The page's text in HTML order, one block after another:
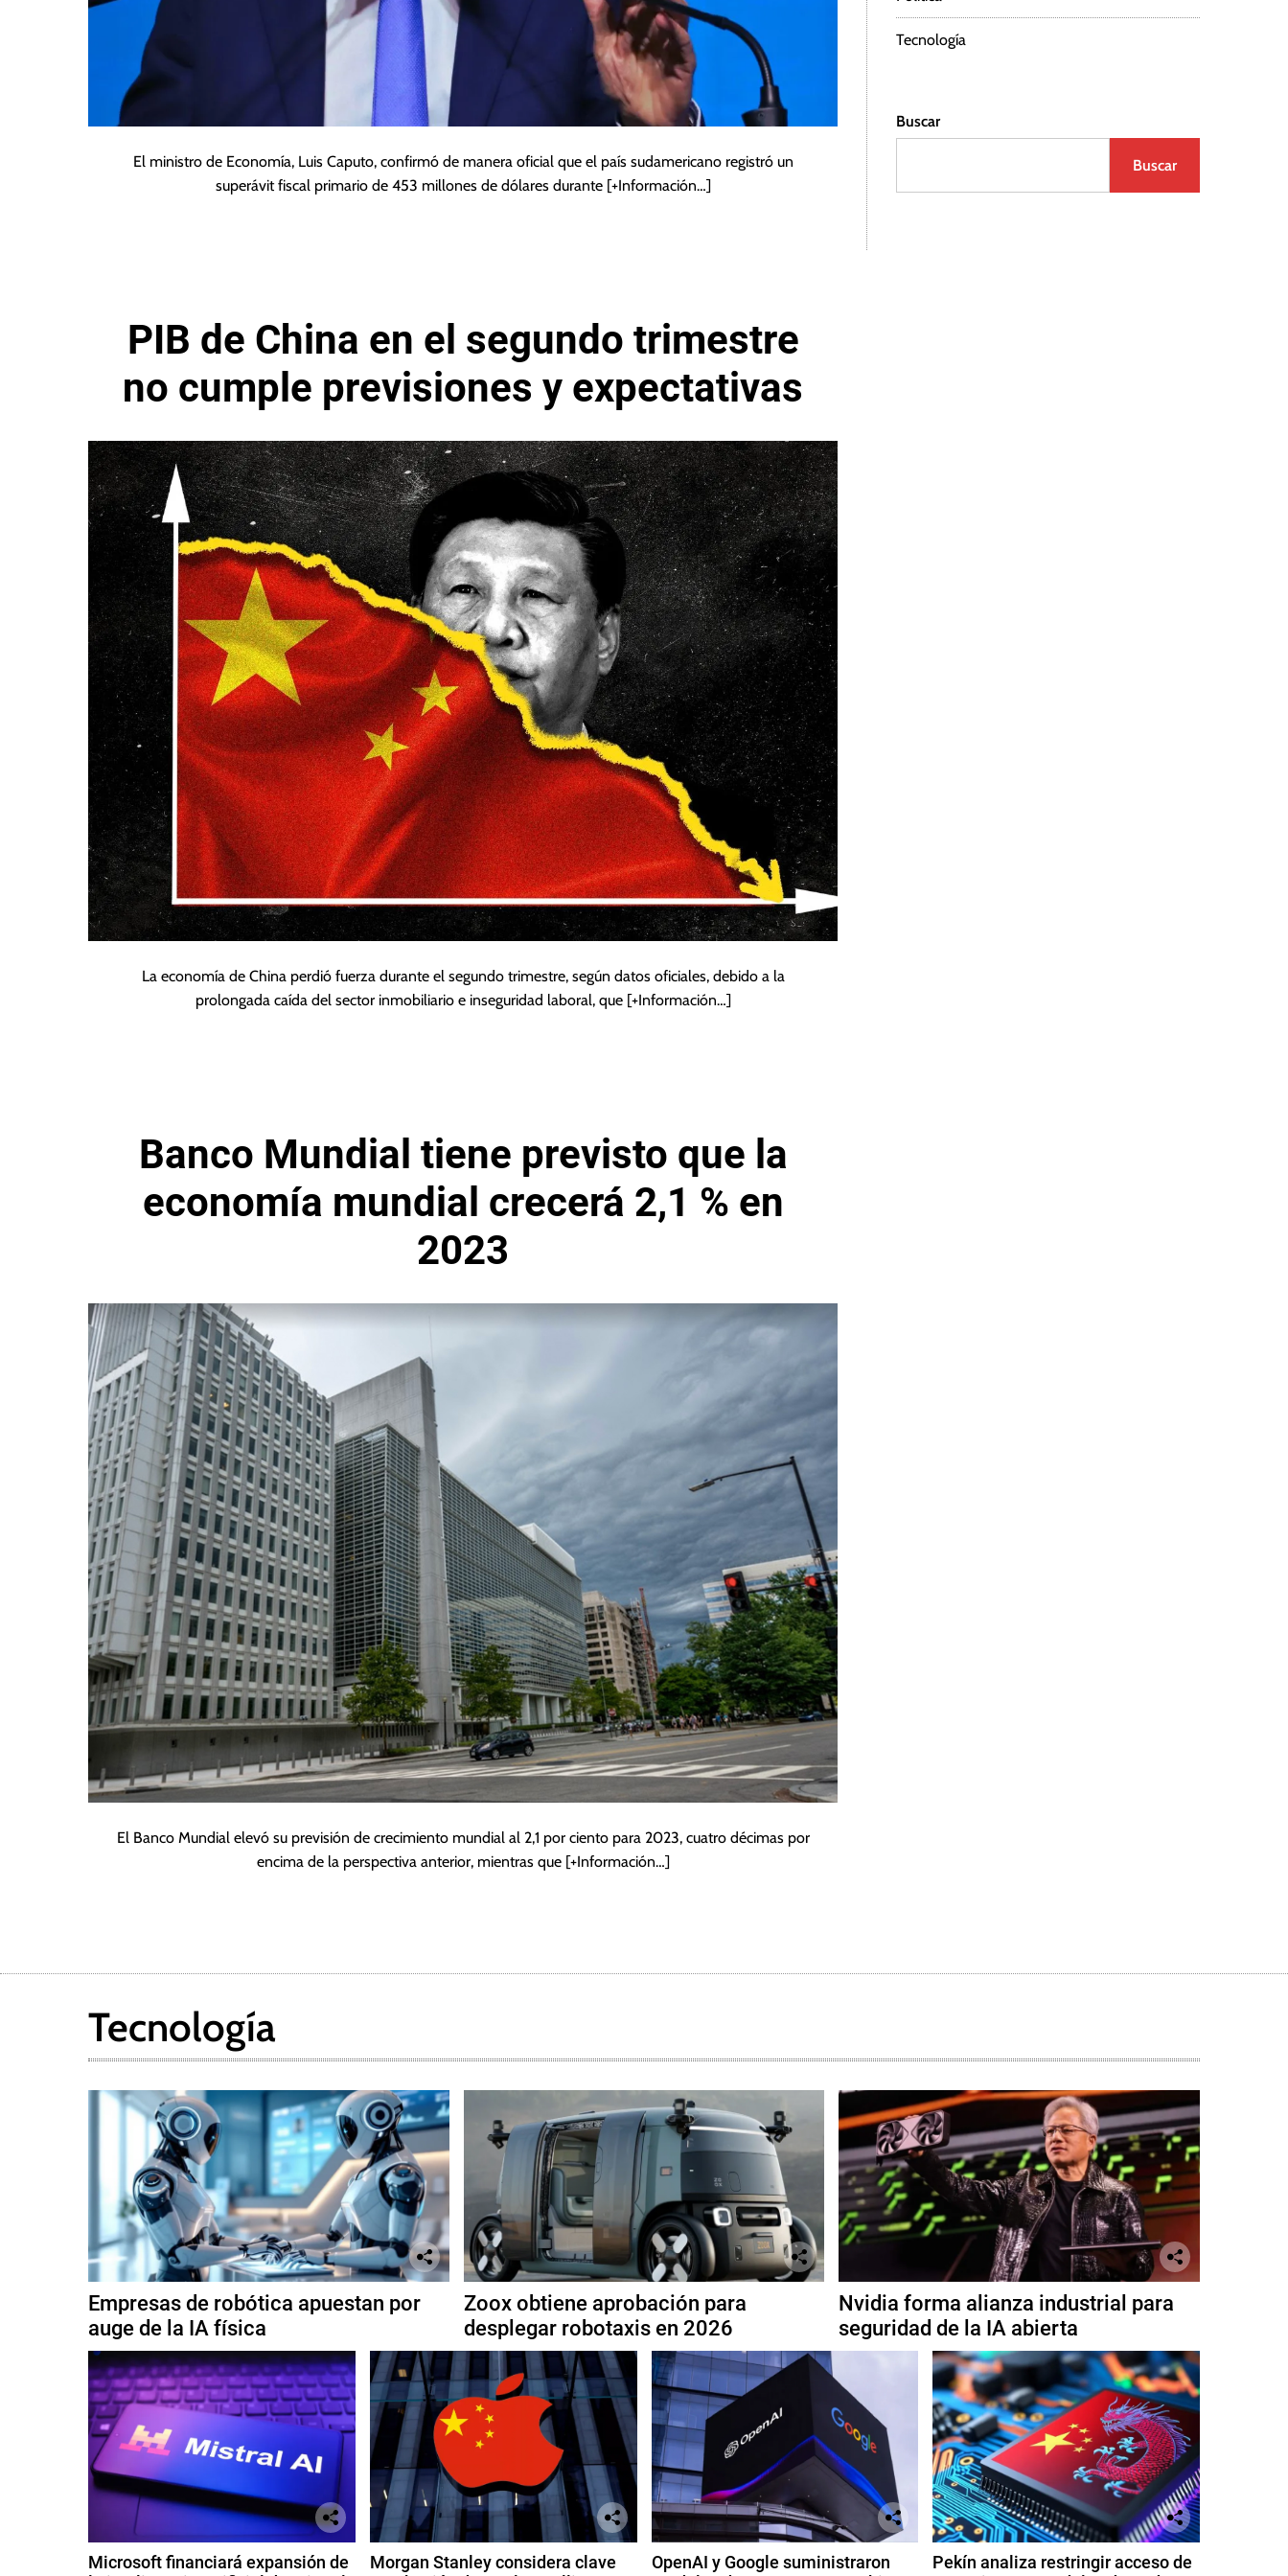
El ministro de Economía, Luis Caputo, confirmó de manera oficial que el país sudamericano registró un
superávit fiscal primario de 453 millones de dólares durante [+Información…]
PIB de China en el segundo trimestre
no cumple previsiones y expectativas
La economía de China perdió fuerza durante el segundo trimestre, según datos oficiales, debido a la
prolongada caída del sector inmobiliario e inseguridad laboral, que [+Información…]
Banco Mundial tiene previsto que la
economía mundial crecerá 2,1 % en
2023
El Banco Mundial elevó su previsión de crecimiento mundial al 2,1 por ciento para 2023, cuatro décimas por
encima de la perspectiva anterior, mientras que [+Información…]
Tecnología
Buscar
Buscar
Tecnología
Empresas de robótica apuestan por
auge de la IA física
Zoox obtiene aprobación para
desplegar robotaxis en 2026
Nvidia forma alianza industrial para
seguridad de la IA abierta
Microsoft financiará expansión de
Morgan Stanley considera clave
OpenAI y Google suministraron
Pekín analiza restringir acceso de